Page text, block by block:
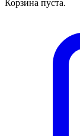
Корзина пуста.